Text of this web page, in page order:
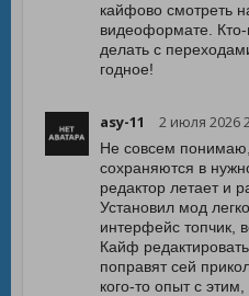
кайфово смотреть
видеоформате.
делать с
годное!
asy-11 2 июля 2026
Не совсем
сохраняются в
редактор летает и
Установил мод
интерфейс топчик,
Кайф
поправят сей
кого-то опыт с